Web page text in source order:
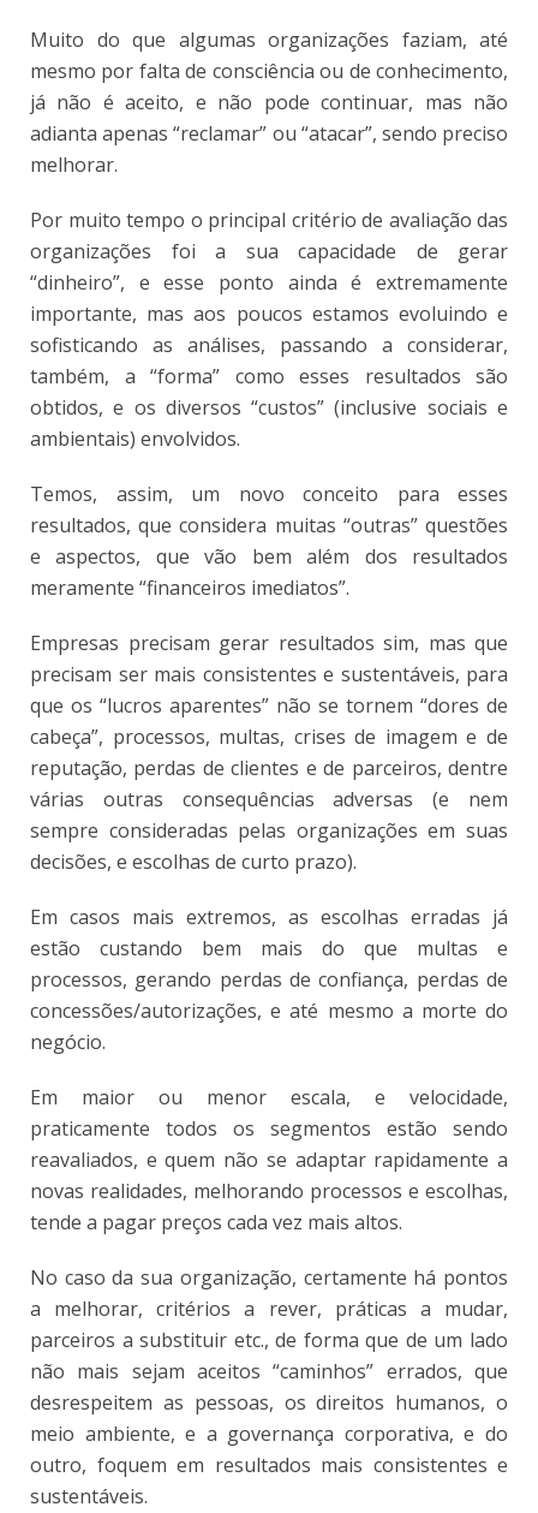
Muito do que algumas organizações faziam, até
mesmo por falta de consciência ou de conhecimento,
já não é aceito, e não pode continuar, mas não
adianta apenas “reclamar” ou “atacar”, sendo preciso
melhorar.
Por muito tempo o principal critério de avaliação das
organizações foi a sua capacidade de gerar
“dinheiro”, e esse ponto ainda é extremamente
importante, mas aos poucos estamos evoluindo e
sofisticando as análises, passando a considerar,
também, a “forma” como esses resultados são
obtidos, e os diversos “custos” (inclusive sociais e
ambientais) envolvidos.
Temos, assim, um novo conceito para esses
resultados, que considera muitas “outras” questões
e aspectos, que vão bem além dos resultados
meramente “financeiros imediatos”.
Empresas precisam gerar resultados sim, mas que
precisam ser mais consistentes e sustentáveis, para
que os “lucros aparentes” não se tornem “dores de
cabeça”, processos, multas, crises de imagem e de
reputação, perdas de clientes e de parceiros, dentre
várias outras consequências adversas (e nem
sempre consideradas pelas organizações em suas
decisões, e escolhas de curto prazo).
Em casos mais extremos, as escolhas erradas já
estão custando bem mais do que multas e
processos, gerando perdas de confiança, perdas de
concessões/autorizações, e até mesmo a morte do
negócio.
Em maior ou menor escala, e velocidade,
praticamente todos os segmentos estão sendo
reavaliados, e quem não se adaptar rapidamente a
novas realidades, melhorando processos e escolhas,
tende a pagar preços cada vez mais altos.
No caso da sua organização, certamente há pontos
a melhorar, critérios a rever, práticas a mudar,
parceiros a substituir etc., de forma que de um lado
não mais sejam aceitos “caminhos” errados, que
desrespeitem as pessoas, os direitos humanos, o
meio ambiente, e a governança corporativa, e do
outro, foquem em resultados mais consistentes e
sustentáveis.